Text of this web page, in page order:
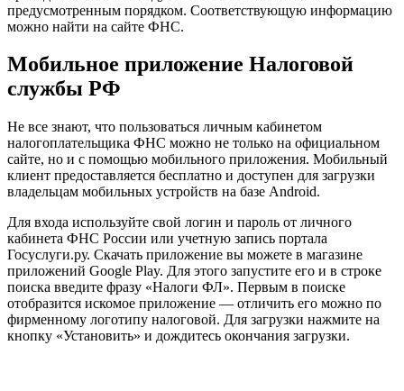
предусмотренным порядком. Соответствующую информацию
можно найти на сайте ФНС.
Мобильное приложение Налоговой
службы РФ
Не все знают, что пользоваться личным кабинетом
налогоплательщика ФНС можно не только на официальном
сайте, но и с помощью мобильного приложения. Мобильный
клиент предоставляется бесплатно и доступен для загрузки
владельцам мобильных устройств на базе Android.
Для входа используйте свой логин и пароль от личного
кабинета ФНС России или учетную запись портала
Госуслуги.ру. Скачать приложение вы можете в магазине
приложений Google Play. Для этого запустите его и в строке
поиска введите фразу «Налоги ФЛ». Первым в поиске
отобразится искомое приложение — отличить его можно по
фирменному логотипу налоговой. Для загрузки нажмите на
кнопку «Установить» и дождитесь окончания загрузки.